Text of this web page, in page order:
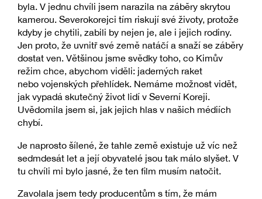
byla. V jednu chvíli jsem narazila na záběry skrytou
kamerou. Severokorejci tím riskují své životy, protože
kdyby je chytili, zabili by nejen je, ale i jejich rodiny.
Jen proto, že uvnitř své země natáčí a snaží se záběry
dostat ven. Většinou jsme svědky toho, co Kimův
režim chce, abychom viděli: jaderných raket
nebo vojenských přehlídek. Nemáme možnost vidět,
jak vypadá skutečný život lidí v Severní Koreji.
Uvědomila jsem si, jak jejich hlas v našich médiích
chybí.
Je naprosto šílené, že tahle země existuje už víc než
sedmdesát let a její obyvatelé jsou tak málo slyšet. V
tu chvíli mi bylo jasné, že ten film musím natočit.
Zavolala jsem tedy producentům s tím, že mám